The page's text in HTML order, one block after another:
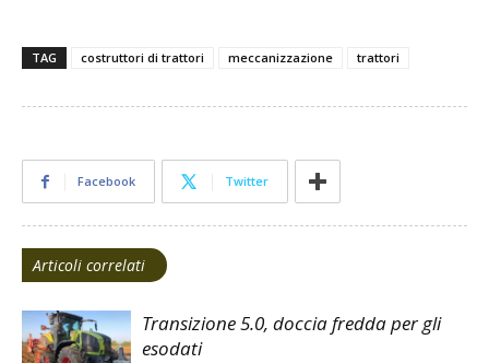
TAG costruttori di trattori meccanizzazione trattori
Facebook Twitter
Articoli correlati
Transizione 5.0, doccia fredda per gli
esodati